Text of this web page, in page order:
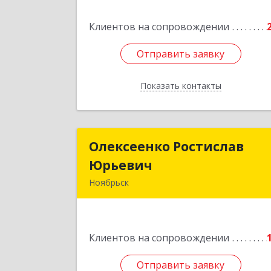
Клиентов на сопровождении
Отправить заявку
Показать контакты
Отправить заявку
Назад
Олексеенко Ростислав
Юрьевич
Ноябрьск
Клиентов на сопровождении 1
Отправить заявку
Олексеенко Ростислав
Подробнее
Отправить заявку